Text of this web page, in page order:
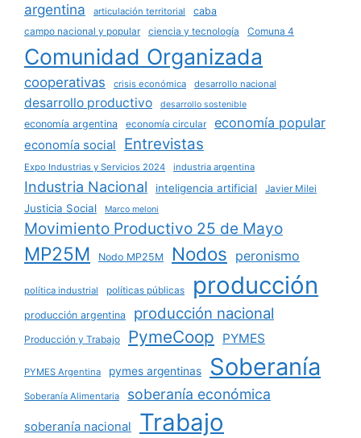
argentina articulación territorial
caba
campo nacional y popular
ciencia y tecnología Comuna 4
Comunidad Organizada
cooperativas crisis económica desarrollo nacional
desarrollo productivo desarrollo sostenible
economía argentina economía circular economía popular
economía social Entrevistas
Expo Industrias y Servicios 2024 industria argentina
Industria Nacional inteligencia artificial Javier Milei
Justicia Social Marco meloni
Movimiento Productivo 25 de Mayo
MP25M Nodo MP25M Nodos peronismo
política industrial políticas públicas producción
producción argentina producción nacional
Producción y Trabajo PymeCoop PYMES
PYMES Argentina pymes argentinas Soberanía
Soberanía Alimentaria soberanía económica
soberanía nacional Trabajo